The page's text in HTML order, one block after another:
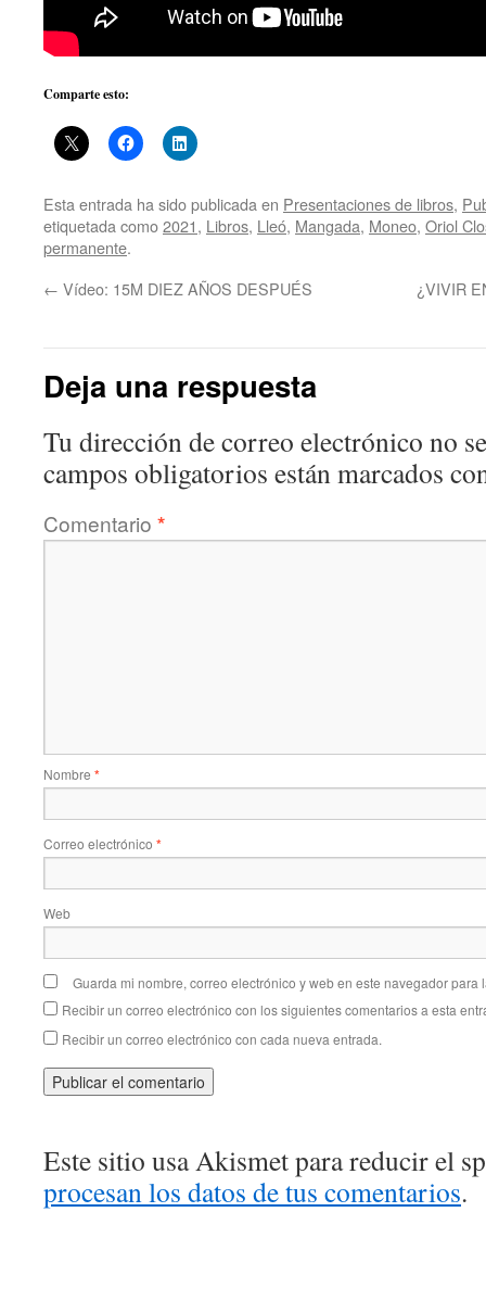
Comparte esto:
Esta entrada ha sido publicada en Presentaciones de libros,
etiquetada como2021, Libros, Lleó, Mangada, Moneo, Oriol
permanente.
← Vídeo: 15M DIEZ AÑOS DESPUÉS ¿VIVIR
Deja una respuesta
Tu dirección de correo electrónico no
campos obligatorios están marcados
Comentario *
Nombre *
Correo electrónico *
Web
Guarda mi nombre, correo electrónico y web en este navegador para
Recibir un correo electrónico con los siguientes comentarios a esta
Recibir un correo electrónico con cada nueva entrada.
Este sitio usa Akismet para reducir el
procesan los datos de tus comentarios.